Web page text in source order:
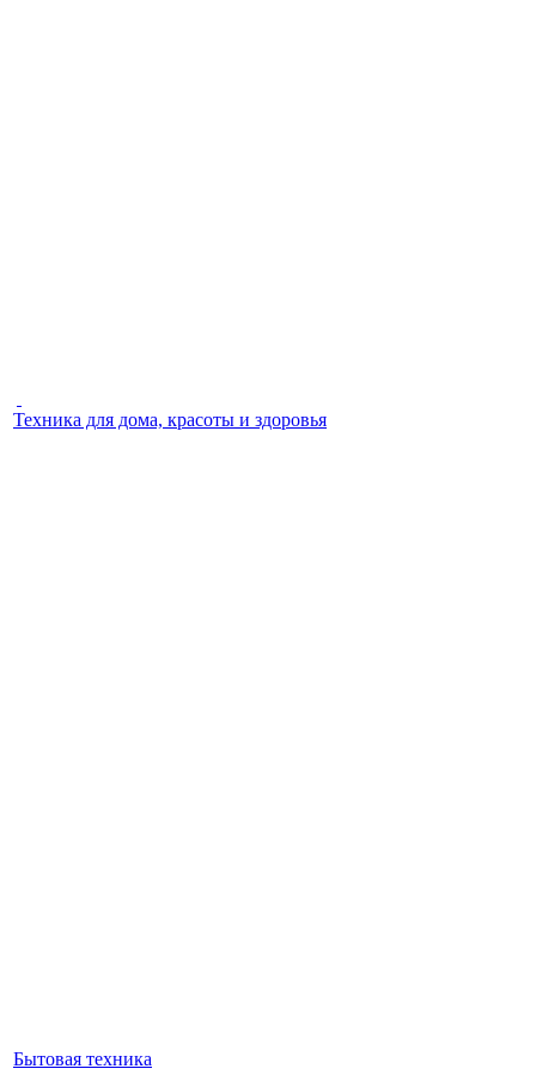
Техника для дома, красоты и здоровья
Бытовая техника